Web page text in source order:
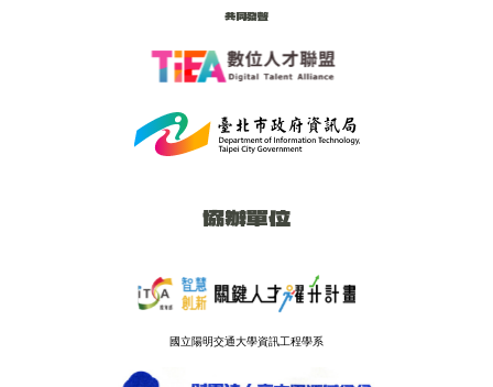
共同發聲
協辦單位
國立陽明交通大學資訊工程學系